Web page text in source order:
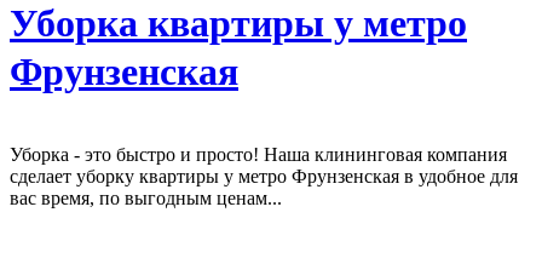
Уборка квартиры у метро
Фрунзенская
Уборка - это быстро и просто! Наша клининговая компания
сделает уборку квартиры у метро Фрунзенская в удобное для
вас время, по выгодным ценам...